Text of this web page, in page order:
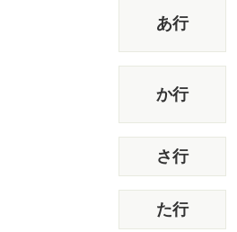
あ行
か行
さ行
た行